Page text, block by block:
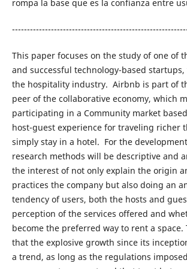
rompa la base que es la confianza entre
This paper focuses on the study of one of
and successful technology-based
the hospitality industry. Airbnb is part of
peer of the collaborative economy, which
participating in a Community market
host-guest experience for traveling richer
simply stay in a hotel. For the
research methods will be descriptive and
the interest of not only explain the origin
practices the company but also doing an
tendency of users, both the hosts and
perception of the services offered and
become the preferred way to rent a space.
that the explosive growth since its
a trend, as long as the regulations